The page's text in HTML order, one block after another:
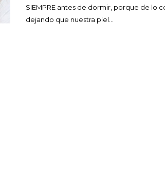
SIEMPRE antes de dormir, porque de lo
dejando que nuestra piel…